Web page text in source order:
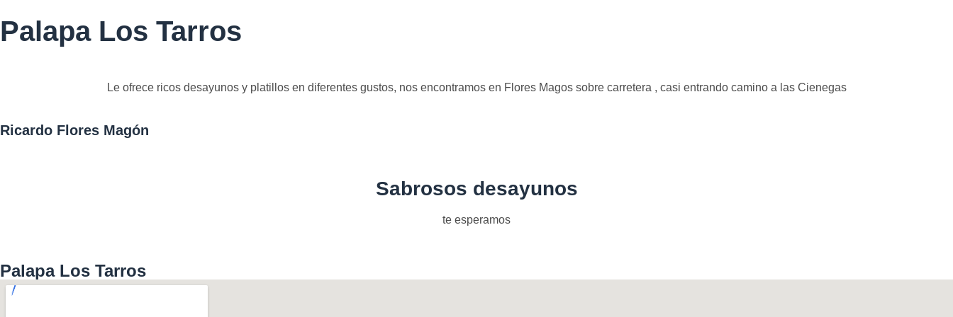
Palapa Los Tarros
Le ofrece ricos desayunos y platillos en diferentes gustos, nos encontramos en Flores Magos sobre carretera , casi entrando camino a las Cienegas
Ricardo Flores Magón
Sabrosos desayunos
te esperamos
Palapa Los Tarros